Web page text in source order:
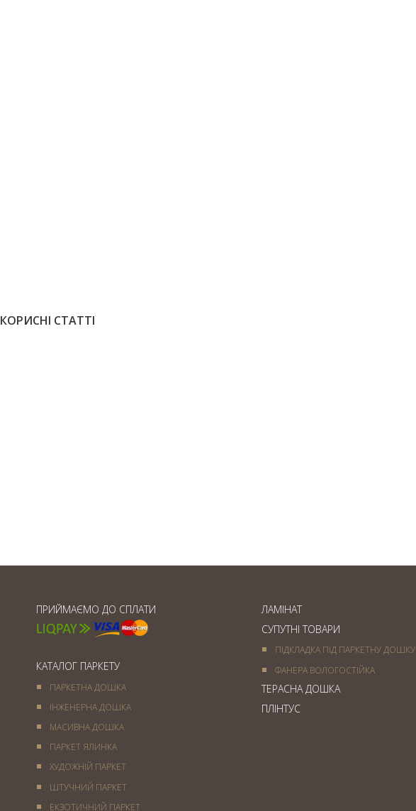
КОРИСНІ СТАТТІ
ПРИЙМАЄМО ДО СПЛАТИ
КАТАЛОГ ПАРКЕТУ
ПАРКЕТНА ДОШКА
ІНЖЕНЕРНА ДОШКА
МАСИВНА ДОШКА
ПАРКЕТ ЯЛИНКА
ХУДОЖНІЙ ПАРКЕТ
ШТУЧНИЙ ПАРКЕТ
ЕКЗОТИЧНИЙ ПАРКЕТ
ЛАМІНАТ
СУПУТНІ ТОВАРИ
ПІДКЛАДКА ПІД ПАРКЕТНУ ДОШКУ
ФАНЕРА ВОЛОГОСТІЙКА
ТЕРАСНА ДОШКА
ПЛІНТУС